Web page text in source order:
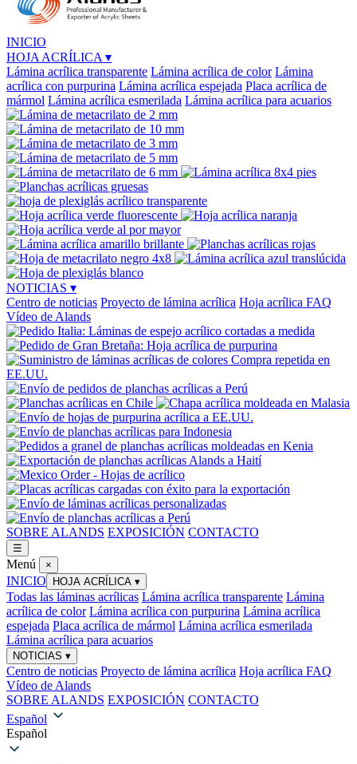
INICIO
HOJA ACRÍLICA ▾
Lámina acrílica transparente Lámina acrílica de color Lámina
acrílica con purpurina Lámina acrílica espejada Placa acrílica de
mármol Lámina acrílica esmerilada Lámina acrílica para acuarios
NOTICIAS ▾
Centro de noticias Proyecto de lámina acrílica Hoja acrílica FAQ
Vídeo de Alands
SOBRE ALANDS EXPOSICIÓN CONTACTO
☰
Menú ×
INICIO HOJA ACRÍLICA ▾
Todas las láminas acrílicas Lámina acrílica transparente Lámina
acrílica de color Lámina acrílica con purpurina Lámina acrílica
espejada Placa acrílica de mármol Lámina acrílica esmerilada
Lámina acrílica para acuarios
NOTICIAS ▾
Centro de noticias Proyecto de lámina acrílica Hoja acrílica FAQ
Vídeo de Alands
SOBRE ALANDS EXPOSICIÓN CONTACTO
Español
Español